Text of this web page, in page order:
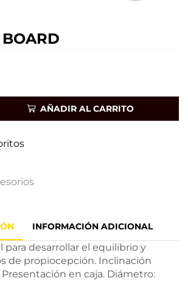
AÑADIR AL CARRITO
INFORMACIÓN ADICIONAL
para desarrollar el equilibrio y
de propiocepción. Inclinación
Presentación en caja. Diámetro: